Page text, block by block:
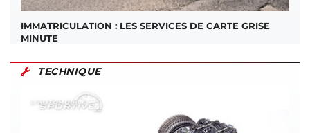
IMMATRICULATION : LES SERVICES DE CARTE GRISE
MINUTE
TECHNIQUE